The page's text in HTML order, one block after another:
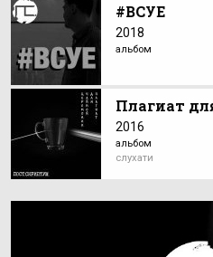
#ВСУЕ
2018
альбом
Плагиат
2016
альбом
слухати